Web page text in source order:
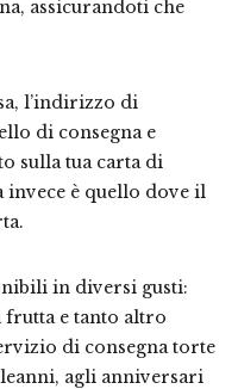
assicurandoti che
l’indirizzo di
di consegna e
sulla tua carta di
invece è quello dove il
in diversi gusti:
frutta e tanto altro
di consegna torte
agli anniversari